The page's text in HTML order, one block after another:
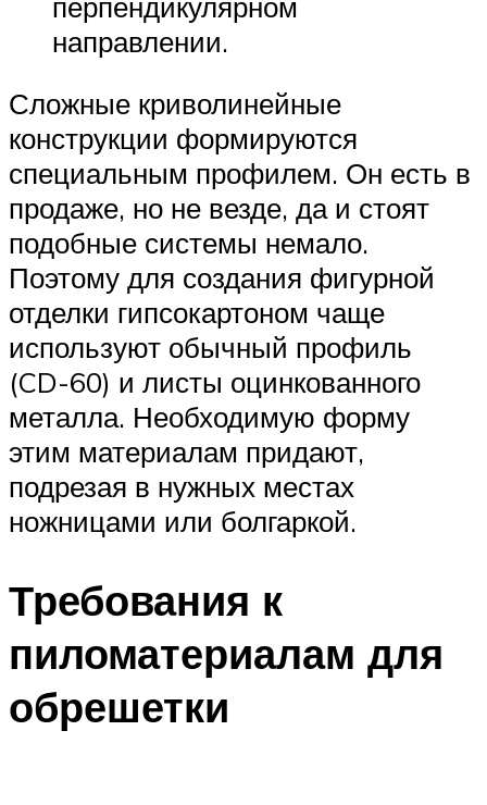
направлении.
Сложные криволинейные
конструкции формируются
специальным профилем. Он есть в
продаже, но не везде, да и стоят
подобные системы немало.
Поэтому для создания фигурной
отделки гипсокартоном чаще
используют обычный профиль
(CD-60) и листы оцинкованного
металла. Необходимую форму
этим материалам придают,
подрезая в нужных местах
ножницами или болгаркой.
Требования к
пиломатериалам для
обрешетки